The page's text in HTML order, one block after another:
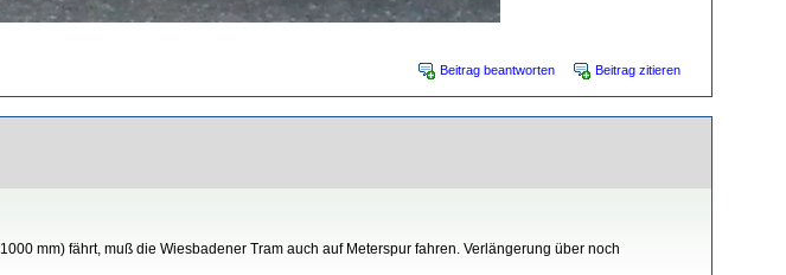
Beitrag beantworten Beitrag zitieren
mm) fährt, muß die Wiesbadener Tram auch auf Meterspur fahren. Verlängerung über noch